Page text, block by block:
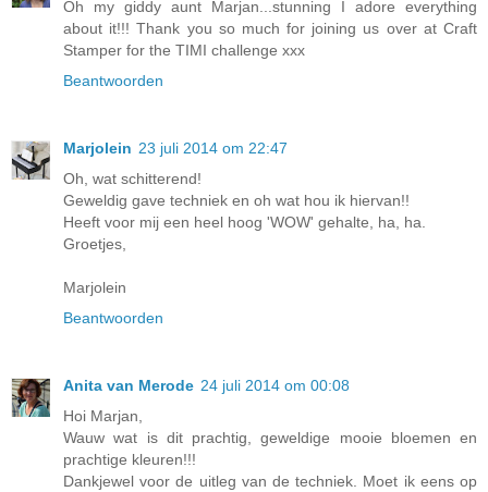
Oh my giddy aunt Marjan...stunning I adore everything
about it!!! Thank you so much for joining us over at Craft
Stamper for the TIMI challenge xxx
Beantwoorden
Marjolein 23 juli 2014 om 22:47
Oh, wat schitterend!
Geweldig gave techniek en oh wat hou ik hiervan!!
Heeft voor mij een heel hoog 'WOW' gehalte, ha, ha.
Groetjes,
Marjolein
Beantwoorden
Anita van Merode 24 juli 2014 om 00:08
Hoi Marjan,
Wauw wat is dit prachtig, geweldige mooie bloemen en
prachtige kleuren!!!
Dankjewel voor de uitleg van de techniek. Moet ik eens op